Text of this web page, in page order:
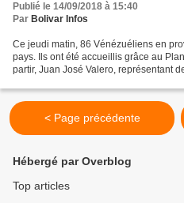
Publié le 14/09/2018 à 15:40
Par Bolivar Infos
Ce jeudi matin, 86 Vénézuéliens en
pays. Ils ont été accueillis grâce au
partir, Juan José Valero, représentant
< Page précédente
Hébergé par Overblog
Top articles